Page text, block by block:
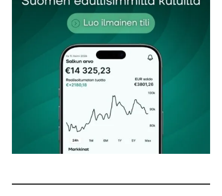
Sähköpostiosoitettasi ei julkaista.Pakolliset
kentät on merkitty*
Kommentti*
Nimesi tai nimimerkkisi
Sähköpostiosoitteesi
Tilaa SalkunRakentajan uutiskirje